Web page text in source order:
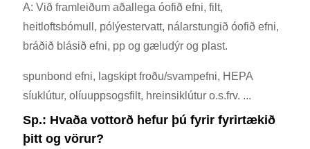
A: Við framleiðum aðallega óofið efni, filt,
heitloftsbómull, pólýestervatt, nálarstungið óofið efni,
bráðið blásið efni, pp og gæludýr og plast.
spunbond efni, lagskipt froðu/svampefni, HEPA
síuklútur, olíuuppsogsfilt, hreinsiklútur o.s.frv. ...
Sp.: Hvaða vottorð hefur þú fyrir fyrirtækið
þitt og vörur?